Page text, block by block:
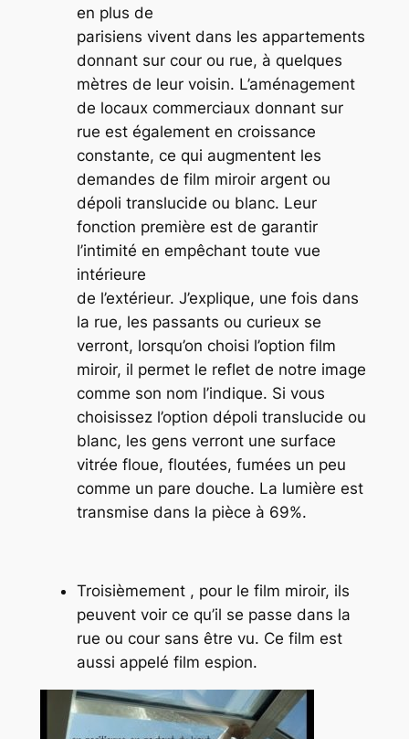
en plus de
parisiens vivent dans les appartements
donnant sur cour ou rue, à quelques
mètres de leur voisin. L’aménagement
de locaux commerciaux donnant sur
rue est également en croissance
constante, ce qui augmentent les
demandes de film miroir argent ou
dépoli translucide ou blanc. Leur
fonction première est de garantir
l’intimité en empêchant toute vue
intérieure
de l’extérieur. J’explique, une fois dans
la rue, les passants ou curieux se
verront, lorsqu’on choisi l’option film
miroir, il permet le reflet de notre image
comme son nom l’indique. Si vous
choisissez l’option dépoli translucide ou
blanc, les gens verront une surface
vitrée floue, floutées, fumées un peu
comme un pare douche. La lumière est
transmise dans la pièce à 69%.
Troisièmement , pour le film miroir, ils
peuvent voir ce qu’il se passe dans la
rue ou cour sans être vu. Ce film est
aussi appelé film espion.